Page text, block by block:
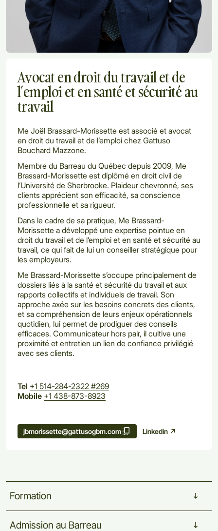
Avocat en droit du travail et de
l’emploi et en santé et sécurité au
travail
Me Joël Brassard-Morissette est associé et avocat
en droit du travail et de l’emploi chez Gattuso
Bouchard Mazzone.
Membre du Barreau du Québec depuis 2009, Me
Brassard-Morissette est diplômé en droit civil de
l’Université de Sherbrooke. Plaideur chevronné, ses
clients apprécient son efficacité, sa conscience
professionnelle et sa rigueur.
Dans le cadre de sa pratique, Me Brassard-
Morissette a développé une expertise pointue en
droit du travail et de l’emploi et en santé et sécurité au
travail, ce qui fait de lui un conseiller stratégique pour
les employeurs.
Me Brassard-Morissette s’occupe principalement de
dossiers liés à la santé et sécurité du travail et aux
rapports collectifs et individuels de travail. Son
approche axée sur les besoins concrets des clients,
et sa compréhension de leurs enjeux opérationnels
quotidien, lui permet de prodiguer des conseils
efficaces. Communicateur hors pair, il cultive une
proximité et entretien un lien de confiance privilégié
avec ses clients.
Tel +1 514-284-2322 #269
Mobile +1 438-873-8923
jbmorissette@gattusogbm.com Linkedin
Formation
Admission au Barreau